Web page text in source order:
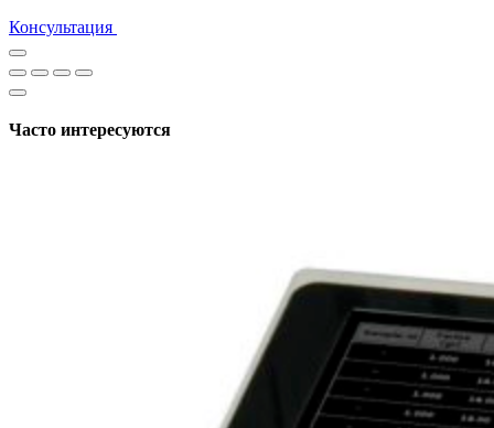
Консультация
Часто интересуются